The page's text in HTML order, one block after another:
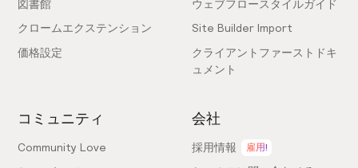
図書館
クロームエクステンション
価格設定
ウェブフロースタイルガイド
Site Builder Import
クライアントファーストドキ
ュメント
コミュニティ
Community Love
会社
採用情報 雇用!